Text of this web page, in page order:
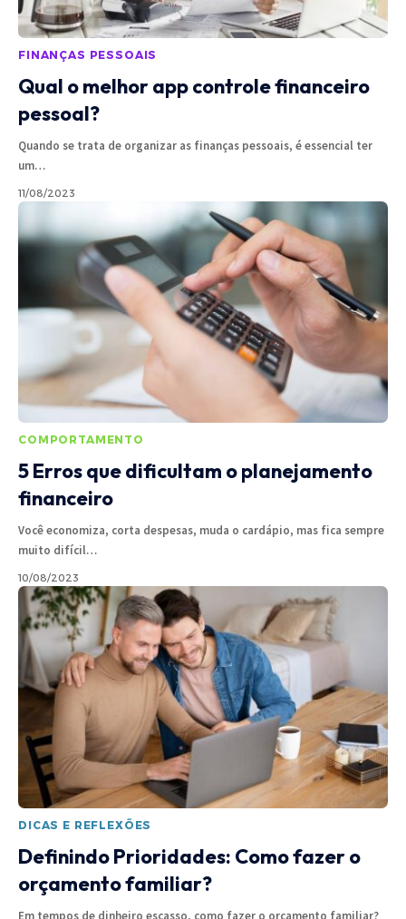
FINANÇAS PESSOAIS
Qual o melhor app controle financeiro
pessoal?
Quando se trata de organizar as finanças pessoais, é essencial ter
um…
11/08/2023
COMPORTAMENTO
5 Erros que dificultam o planejamento
financeiro
Você economiza, corta despesas, muda o cardápio, mas fica sempre
muito difícil…
10/08/2023
DICAS E REFLEXÕES
Definindo Prioridades: Como fazer o
orçamento familiar?